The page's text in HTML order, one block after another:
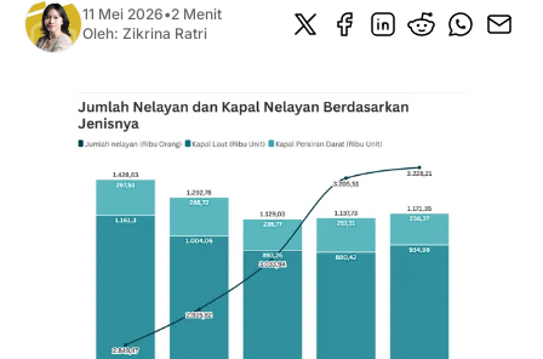
11 Mei 2026•2 Menit
Oleh: Zikrina Ratri